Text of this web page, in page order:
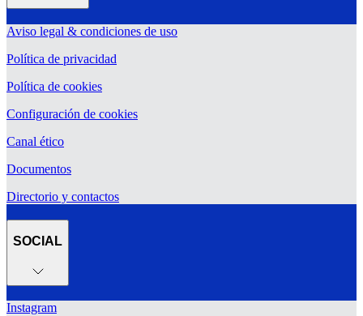
Aviso legal & condiciones de uso
Política de privacidad
Política de cookies
Configuración de cookies
Canal ético
Documentos
Directorio y contactos
SOCIAL
Instagram